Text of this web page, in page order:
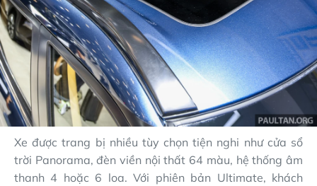
Xe được trang bị nhiều tùy chọn tiện nghi như cửa sổ
trời Panorama, đèn viền nội thất 64 màu, hệ thống âm
thanh 4 hoặc 6 loa. Với phiên bản Ultimate, khách